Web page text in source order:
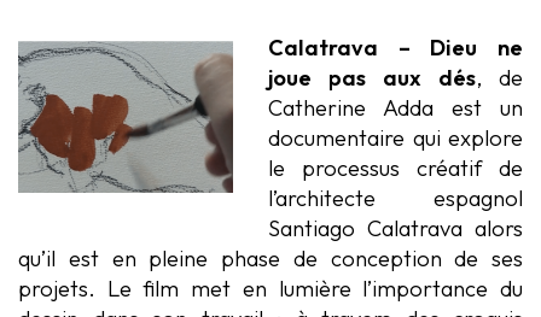
Calatrava – Dieu ne
joue pas aux dés, de
Catherine Adda est un
documentaire qui explore
le processus créatif de
l’architecte espagnol
Santiago Calatrava alors
qu’il est en pleine phase de conception de ses
projets. Le film met en lumière l’importance du